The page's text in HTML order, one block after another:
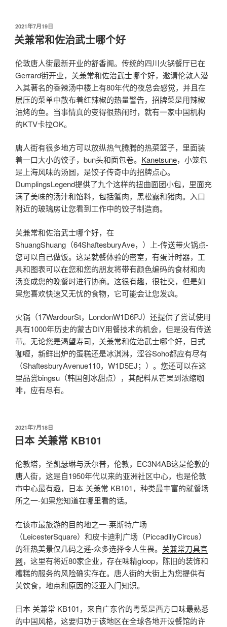
发
布
于
2021年7月19日
关兼常和佐治武士哪个好
伦敦唐人街最新开业的舒香阁。传统的四川火锅餐厅已在
Gerrard街开业，关兼常和佐治武士哪个好，邀请伦敦人潜
入其著名的香辣汤中楼上有80年代的夜总会感觉，并且在
层压的菜单中散布着红辣椒的热量警告，招牌菜是用辣椒
油烤的鱼。当事情真的变得很热闹时，就有一家中国机构
的KTV卡拉OK。
唐人街有很多地方可以放纵热气腾腾的热菜篮子，里面装
着一口大小的饺子，bun头和面包卷。 Kanetsune，小笼包
是上海风味的汤圆，是饺子传奇中的招牌点心。
DumplingsLegend提供了九个这样的扭曲面团小包，里面充
满了美味的汤汁和馅料，包括蟹肉，黑松露和猪肉。入口
附近的玻璃房让您看到工作中的饺子制造商。
关兼常和佐治武士哪个好，在
ShuangShuang（64ShaftesburyAve，）上-传送带火锅点-
您可以自己做饭。这是就餐体验的密室，有蛋计时器，工
具和图表可以在您和您的朋友将带有颜色编码的食材和肉
汤变成您的晚餐时进行协商。这很有趣，很社交，但是如
果您喜欢快速又无忧的食物，它可能会让您发疯。
火锅（17WardourSt，LondonW1D6PJ）还提供了尝试使用
具有1000年历史的蒙古DIY用餐技术的机会，但是没有传送
带。无论您是渴望寿司，关兼常和佐治武士哪个好，日式
咖喱，新鲜出炉的蛋糕还是冰淇淋，涩谷Soho都应有尽有
（ShaftesburyAvenue110，W1D5EJ；）。您还可以在这
里品尝bingsu（韩国刨冰甜点），其配料从芒果到浓缩咖
啡，应有尽有。
发
布
于
2021年7月18日
日本 关兼常 KB101
伦敦塔，圣凯瑟琳与沃尔普，伦敦，EC3N4AB这是伦敦的
唐人街，这是自1950年代以来的亚洲社区中心，也是伦敦
市中心最有趣，日本 关兼常 KB101，种类最丰富的就餐场
所之一-如果您知道在哪里看的话。
在该市最旅游的目的地之一-莱斯特广场
（LeicesterSquare）和皮卡迪利广场（PiccadillyCircus）
的狂热美景仅几码之遥-众多选择令人生畏。 关兼常刀具官
网，这里有将近80家企业，存在味精gloop，陈旧的装饰和
糟糕的服务的风险确实存在。唐人街的大街上为您提供有
关饮食，地点和原因的泛亚入门知识。
日本 关兼常 KB101，来自广东省的粤菜是西方口味最熟悉
的中国风格，这要归功于该地区在全球各地开设餐馆的许